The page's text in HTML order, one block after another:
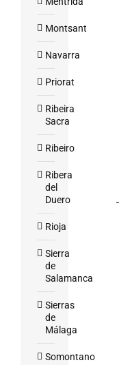
Montsant
Navarra
Priorat
Ribeira
Sacra
Ribeiro
Ribera
del
Duero
Rioja
Sierra
de
Salamanca
Sierras
de
Málaga
Somontano